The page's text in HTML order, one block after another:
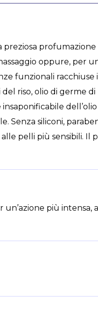
oppure, per
funzionali
riso, olio di germe di
Senza siliconi,
pelli più sensibili.
un’azione più